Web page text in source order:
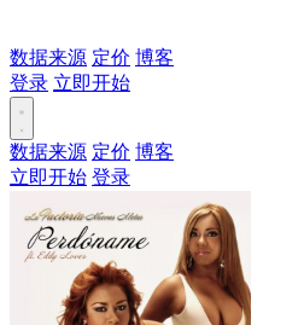
数据来源 定价 博客
登录 立即开始
数据来源 定价 博客
立即开始 登录